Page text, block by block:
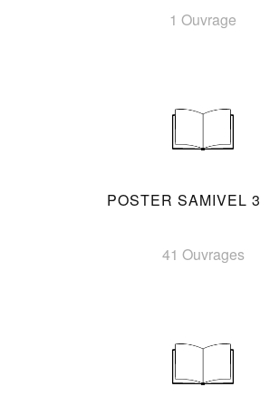
1 Ouvrage
POSTER SAMIVEL
41 Ouvrages